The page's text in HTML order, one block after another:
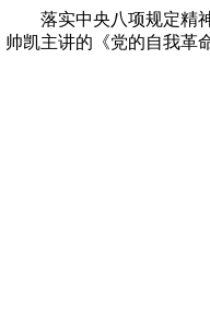
落实中央八项规定精
帅凯主讲的《党的自我革